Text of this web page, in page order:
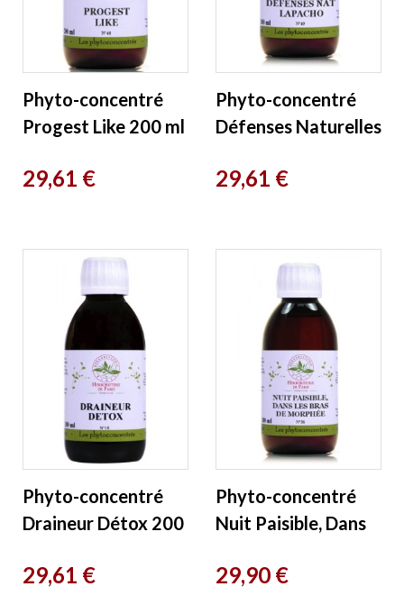
Phyto-concentré
Progest Like 200 ml
Paris
Prix
29,61 €
Phyto-concentré
Défenses Naturelles
Herboristerie de
Prix
29,61 €
Phyto-concentré
Draineur Détox 200
Paris
Prix
29,61 €
Phyto-concentré
Nuit Paisible, Dans
200 ml
Prix
29,90 €